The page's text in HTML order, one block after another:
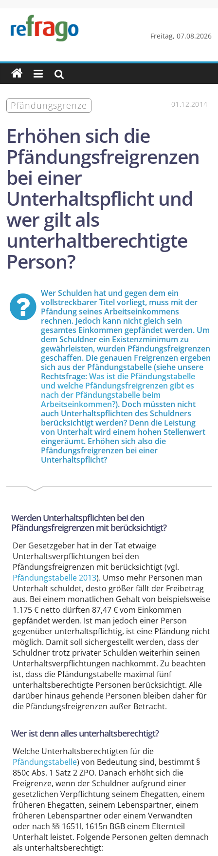
springen
Freitag, 07.08.2026
refrago
Rechtsfragen
online
verständlich
erklärt
–Pfändungsgrenze 01.12.2014
Erhöhen sich die
Pfändungsfreigrenzen
bei einer
Unterhaltspflicht und
wer gilt als
unterhaltberechtigte
Person?
Wer Schulden hat und gegen dem ein
vollstreckbarer Titel vorliegt, muss mit der
Pfändung seines Arbeitseinkommens
rechnen. Jedoch kann nicht gleich sein
gesamtes Einkommen gepfändet werden. Um
dem Schuldner ein Existenzminimum zu
gewährleisten, wurden Pfändungsfreigrenzen
geschaffen. Die genauen Freigrenzen ergeben
sich aus der Pfändungstabelle (siehe unsere
Rechtsfrage:Was ist die Pfändungstabelle
und welche Pfändungsfreigrenzen gibt es
nach der Pfändungstabelle beim
Arbeitseinkommen?). Doch müssten nicht
auch Unterhaltspflichten des Schuldners
berücksichtigt werden? Denn die Leistung
von Unterhalt wird einem hohen Stellenwert
eingeräumt. Erhöhen sich also die
Pfändungsfreigrenzen bei einer
Unterhaltspflicht?
Werden Unterhaltspflichten bei den
Pfändungsfreigrenzen mit berücksichtigt?
Der Gesetzgeber hat in der Tat etwaige
Unterhaltsverpflichtungen bei den
Pfändungsfreigrenzen mit berücksichtigt (vgl.
Pfändungstabelle 2013). Umso mehr Personen man
Unterhalt schuldet, desto größer fällt der Freibetrag
aus. Bei einem monatlichen Gehalt von beispielsweise
1.175 € netto dürften 87,47 € vom Einkommen
gepfändet werden. Ist man jedoch einer Person
gegenüber unterhaltspflichtig, ist eine Pfändung nicht
möglich. Damit soll sichergestellt werden, dass der
Schuldner trotz privater Schulden weiterhin seinen
Unterhaltsverpflichtungen nachkommt. Zu beachten
ist, dass die Pfändungstabelle maximal fünf
unterhaltsberechtigte Personen berücksichtigt. Alle
darüber hinaus gehende Personen bleiben daher für
die Pfändungsfreigrenzen außer Betracht.
Wer ist denn alles unterhaltsberechtigt?
Welche Unterhaltsberechtigten für die
Pfändungstabelle) von Bedeutung sind, bestimmt §
850c Abs. 1 Satz 2 ZPO. Danach erhöht sich die
Freigrenze, wenn der Schuldner aufgrund einer
gesetzlichen Verpflichtung seinem Ehegatten, einem
früheren Ehegatten, seinem Lebenspartner, einem
früheren Lebenspartner oder einem Verwandten
oder nach §§ 1651l, 1615n BGB einem Elternteil
Unterhalt leistet. Folgende Personen gelten demnach
als unterhaltsberechtigt: